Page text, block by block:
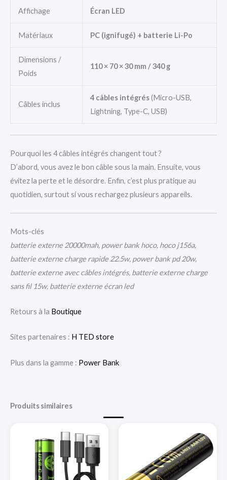
Affichage Écran LED
Matériaux PC (ignifugé) + batterie Li-Po
Dimensions /
Poids
110 × 70 × 30 mm / 340 g
Câbles inclus
4 câbles intégrés(Micro-USB,
Lightning, Type-C, USB)
Pourquoi les 4 câbles intégrés changent tout ?
D’abord, vous avez le bon câble sous la main. Ensuite, vous
évitez la perte et le désordre. Enfin, c’est plus pratique au
quotidien, surtout si vous rechargez plusieurs appareils.
Mots-clés
batterie externe 20000mah, power bank hoco, hoco j156a,
batterie externe charge rapide 22.5w, power bank pd 20w,
batterie externe avec câbles intégrés, batterie externe charge
sans fil 15w, batterie externe écran led
Retours à la Boutique
Sites partenaires : H TED store
Plus dans la gamme : Power Bank
Produits similaires